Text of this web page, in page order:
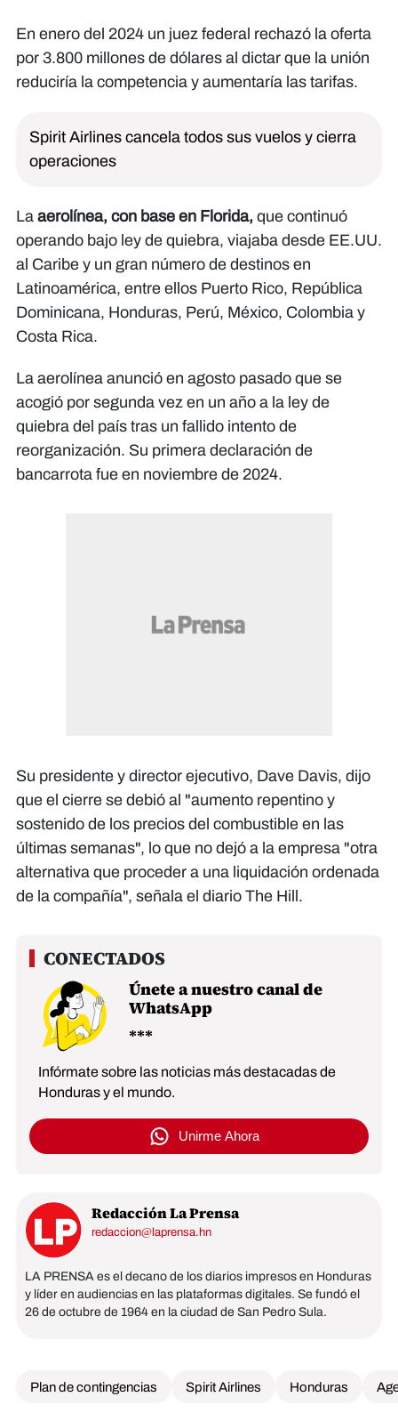
En enero del 2024 un juez federal rechazó la oferta
por 3.800 millones de dólares al dictar que la unión
reduciría la competencia y aumentaría las tarifas.
Spirit Airlines cancela todos sus vuelos y cierra
operaciones
La aerolínea, con base en Florida, que continuó
operando bajo ley de quiebra, viajaba desde EE.UU.
al Caribe y un gran número de destinos en
Latinoamérica, entre ellos Puerto Rico, República
Dominicana, Honduras, Perú, México, Colombia y
Costa Rica.
La aerolínea anunció en agosto pasado que se
acogió por segunda vez en un año a la ley de
quiebra del país tras un fallido intento de
reorganización. Su primera declaración de
bancarrota fue en noviembre de 2024.
Su presidente y director ejecutivo, Dave Davis, dijo
que el cierre se debió al "aumento repentino y
sostenido de los precios del combustible en las
últimas semanas", lo que no dejó a la empresa "otra
alternativa que proceder a una liquidación ordenada
de la compañía", señala el diario The Hill.
Únete a nuestro canal de
WhatsApp
Infórmate sobre las noticias más destacadas de
Honduras y el mundo.
Unirme Ahora
Redacción La Prensa
redaccion@laprensa.hn
LA PRENSA es el decano de los diarios impresos en Honduras
y líder en audiencias en las plataformas digitales. Se fundó el
26 de octubre de 1964 en la ciudad de San Pedro Sula.
Plan de contingencias Spirit Airlines Honduras